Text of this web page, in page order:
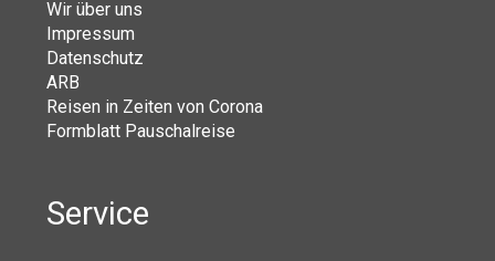
Wir über uns
Impressum
Datenschutz
ARB
Reisen in Zeiten von Corona
Formblatt Pauschalreise
Service